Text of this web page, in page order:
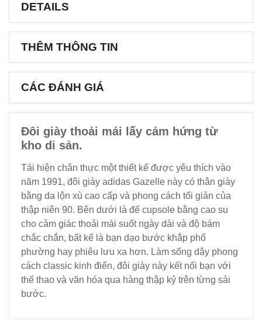
DETAILS
THÊM THÔNG TIN
CÁC ĐÁNH GIÁ
Đôi giày thoải mái lấy cảm hứng từ
kho di sản.
Tái hiện chân thực một thiết kế được yêu thích vào
năm 1991, đôi giày adidas Gazelle này có thân giày
bằng da lộn xù cao cấp và phong cách tối giản của
thập niên 90. Bên dưới là đế cupsole bằng cao su
cho cảm giác thoải mái suốt ngày dài và độ bám
chắc chắn, bất kể là bạn dạo bước khắp phố
phường hay phiêu lưu xa hơn. Làm sống dậy phong
cách classic kinh điển, đôi giày này kết nối bạn với
thể thao và văn hóa qua hàng thập kỷ trên từng sải
bước.